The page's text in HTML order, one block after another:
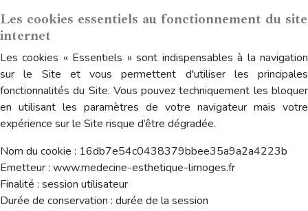
Les cookies essentiels au fonctionnement du site
internet
Les cookies « Essentiels » sont indispensables à la navigation
sur le Site et vous permettent d'utiliser les principales
fonctionnalités du Site. Vous pouvez techniquement les bloquer
en utilisant les paramètres de votre navigateur mais votre
expérience sur le Site risque d’être dégradée.
Nom du cookie : 16db7e54c0438379bbee35a9a2a4223b
Emetteur : www.medecine-esthetique-limoges.fr
Finalité : session utilisateur
Durée de conservation : durée de la session